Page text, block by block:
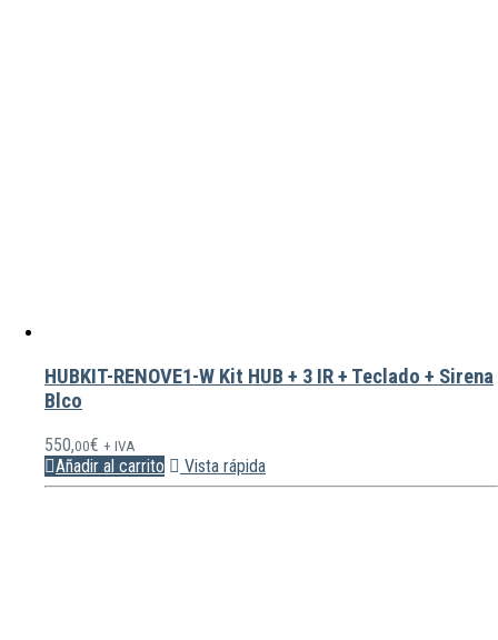
HUBKIT-RENOVE1-W Kit HUB + 3 IR + Teclado + Sirena
Blco
550,00€ + IVA
Añadir al carrito Vista rápida